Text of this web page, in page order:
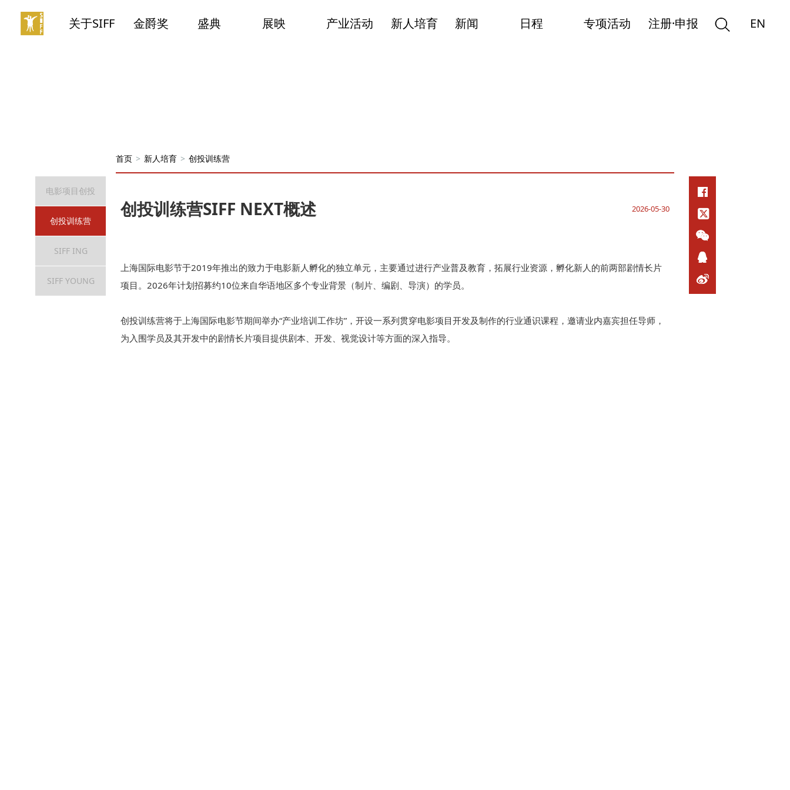
关于SIFF 金爵奖 盛典 展映 产业活动 新人培育 新闻 日程 专项活动 注册·申报 EN
电影项目创投
创投训练营
SIFF ING
SIFF YOUNG
首页 > 新人培育 > 创投训练营
2026-05-30
创投训练营SIFF NEXT概述
上海国际电影节于2019年推出的致力于电影新人孵化的独立单元，主要通过进行产业普及教育，拓展行业资源，孵化新人的前两部剧情长片
项目。 2026年计划招募约10位来自华语地区多个专业背景（制片、编剧、导演）的学员。
创投训练营将于上海国际电影节期间举办“产业培训工作坊”，开设一系列贯穿电影项目开发及制作的行业通识课程，邀请业内嘉宾担任导师，
为入围学员及其开发中的剧情长片项目提供剧本、开发、视觉设计等方面的深入指导。